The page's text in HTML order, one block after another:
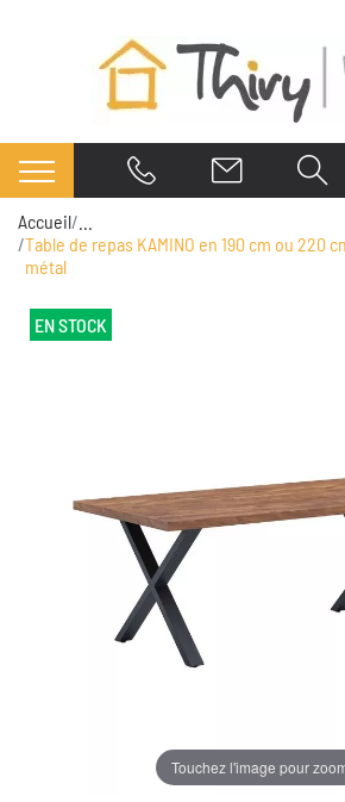
Accueil
Table de repas KAMINO en 190 cm ou 220
métal
EN STOCK
Touchez l'image pour